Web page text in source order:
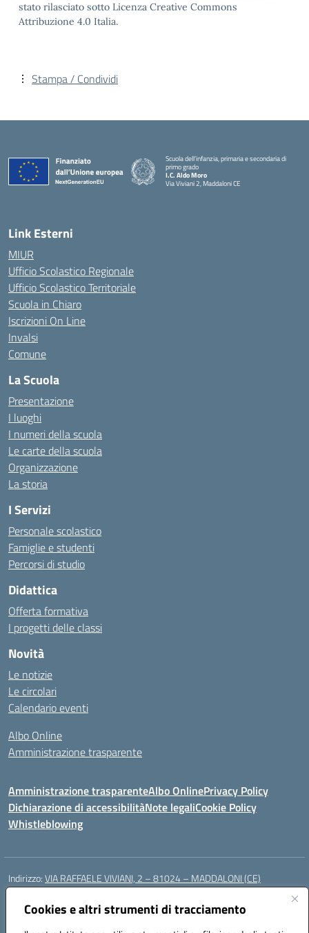
Cookies e altri strumenti di tracciamento
stato rilasciato sotto Licenza Creative Commons
Attribuzione 4.0 Italia.
Stampa / Condividi
Scuola dell’infanzia, primaria e secondaria di
primo grado
I.C. Aldo Moro
Via Viviani 2, Maddaloni CE
Link Esterni
MIUR
Ufficio Scolastico Regionale
Ufficio Scolastico Territoriale
Scuola in Chiaro
Iscrizioni On Line
Invalsi
Comune
La Scuola
Presentazione
I luoghi
I numeri della scuola
Le carte della scuola
Organizzazione
La storia
I Servizi
Personale scolastico
Famiglie e studenti
Percorsi di studio
Didattica
Offerta formativa
I progetti delle classi
Novità
Le notizie
Le circolari
Calendario eventi
Albo Online
Amministrazione trasparente
Amministrazione trasparenteAlbo OnlinePrivacy Policy
Dichiarazione di accessibilitàNote legaliCookie Policy
Whistleblowing
Indirizzo:VIA RAFFAELE VIVIANI, 2 – 81024 – MADDALONI (CE)
Centralino:
Posta elettronica certificata (PEC):ceic8av00r@pec.istruzione.it